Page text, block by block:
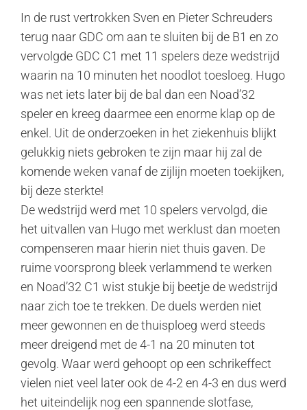
In de rust vertrokken Sven en Pieter Schreuders
terug naar GDC om aan te sluiten bij de B1 en zo
vervolgde GDC C1 met 11 spelers deze wedstrijd
waarin na 10 minuten het noodlot toesloeg. Hugo
was net iets later bij de bal dan een Noad’32
speler en kreeg daarmee een enorme klap op de
enkel. Uit de onderzoeken in het ziekenhuis blijkt
gelukkig niets gebroken te zijn maar hij zal de
komende weken vanaf de zijlijn moeten toekijken,
bij deze sterkte!
De wedstrijd werd met 10 spelers vervolgd, die
het uitvallen van Hugo met werklust dan moeten
compenseren maar hierin niet thuis gaven. De
ruime voorsprong bleek verlammend te werken
en Noad’32 C1 wist stukje bij beetje de wedstrijd
naar zich toe te trekken. De duels werden niet
meer gewonnen en de thuisploeg werd steeds
meer dreigend met de 4-1 na 20 minuten tot
gevolg. Waar werd gehoopt op een schrikeffect
vielen niet veel later ook de 4-2 en 4-3 en dus werd
het uiteindelijk nog een spannende slotfase,